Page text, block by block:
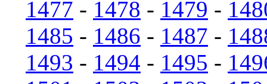
1477 - 1478 - 1479 -
1485 - 1486 - 1487 -
1493 - 1494 - 1495 -